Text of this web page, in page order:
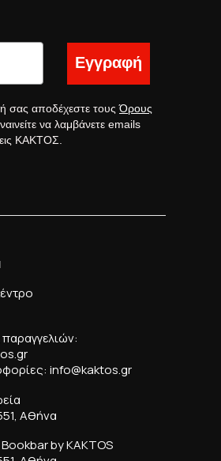
Εγγραφή
σας αποδέχεστε τουςΌρους
να λαμβάνετε emails
ΚΑΚΤΟΣ.
info@kaktos.gr
Αθήνα
by KAKTOS